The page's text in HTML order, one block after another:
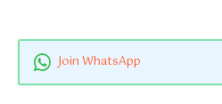
Join WhatsApp